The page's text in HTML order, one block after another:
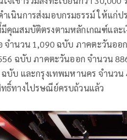
เนินการส่งมอบกรมธรรม์ ให้แก่
คุณสมบัติตรงตามหลักเกณฑ์และเ
จำนวน 1,090 ฉบับ ภาคตะวันอ
ฉบับ ภาคตะวันออก จำนวน
บับ และกรุงเทพมหานคร จำนว
ธิ์ทางไปรษณีย์ครบถ้วนแล้ว